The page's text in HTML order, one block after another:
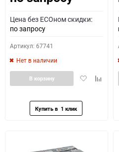
Цена без ECOном скидки:
по запросу
Артикул: 67741
Нет в наличии
Добавить
В корзину